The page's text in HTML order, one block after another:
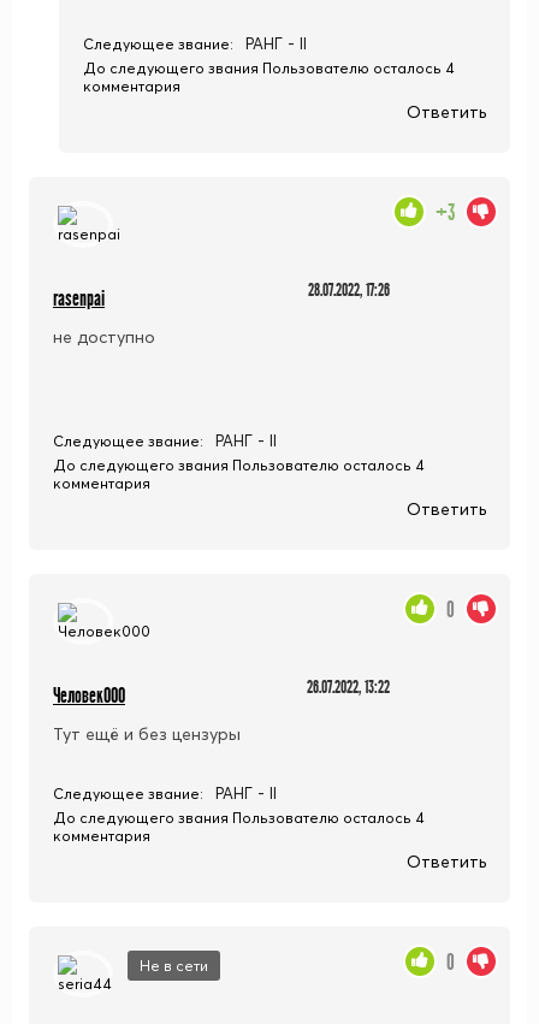
Следующее звание: РАНГ - II
До следующего звания Пользователю осталось 4
комментария
Ответить
rasenpai 28.07.2022, 17:26
не доступно
+3
Следующее звание: РАНГ - II
До следующего звания Пользователю осталось 4
комментария
Ответить
Человек000 26.07.2022, 13:22
Тут ещё и без цензуры
0
Следующее звание: РАНГ - II
До следующего звания Пользователю осталось 4
комментария
Ответить
Не в сети 0